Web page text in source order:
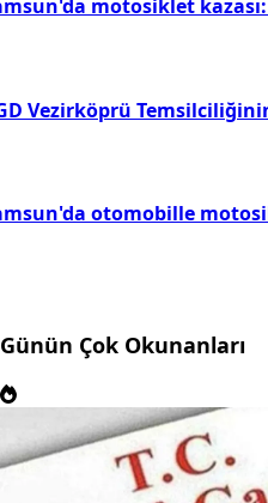
motosiklet
Vezirköprü
otomobille
Günün Çok Okunanları